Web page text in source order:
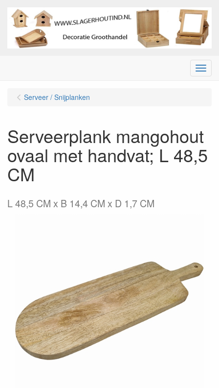
Menu
Serveer / Snijplanken
Serveerplank mangohout
ovaal met handvat; L 48,5
CM
L 48,5 CM x B 14,4 CM x D 1,7 CM